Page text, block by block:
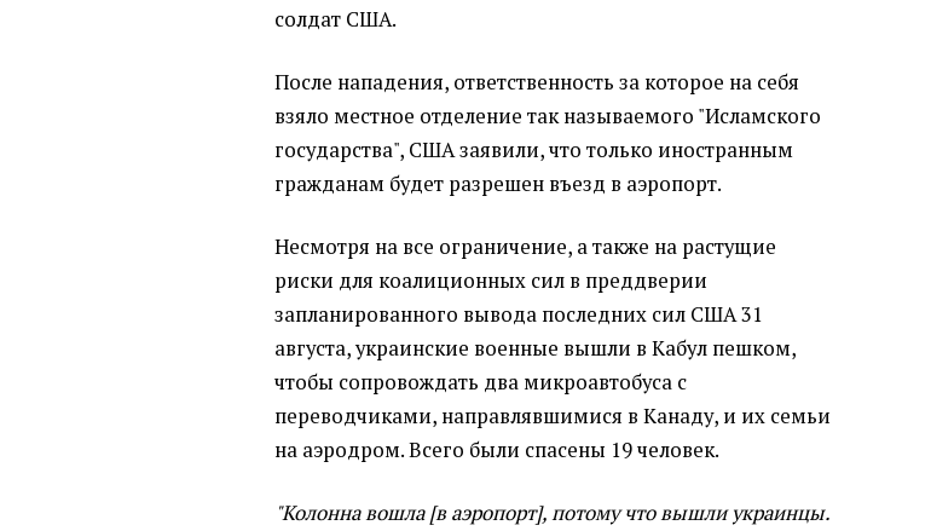
солдат США.
После нападения, ответственность за которое на себя
взяло местное отделение так называемого "Исламского
государства", США заявили, что только иностранным
гражданам будет разрешен въезд в аэропорт.
Несмотря на все ограничение, а также на растущие
риски для коалиционных сил в преддверии
запланированного вывода последних сил США 31
августа, украинские военные вышли в Кабул пешком,
чтобы сопровождать два микроавтобуса с
переводчиками, направлявшимися в Канаду, и их семьи
на аэродром. Всего были спасены 19 человек.
"Колонна вошла [в аэропорт], потому что вышли украинцы.